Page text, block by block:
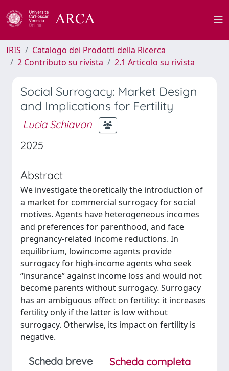
IRIS
Catalogo dei Prodotti della Ricerca
2 Contributo su rivista
2.1 Articolo su rivista
Social Surrogacy: Market Design
and Implications for Fertility
Lucia Schiavon
2025
Abstract
We investigate theoretically the introduction of
a market for commercial surrogacy for social
motives. Agents have heterogeneous incomes
and preferences for parenthood, and face
pregnancy-related income reductions. In
equilibrium, lowincome agents provide
surrogacy for high-income agents who seek
“insurance” against income loss and would not
become parents without surrogacy. Surrogacy
has an ambiguous effect on fertility: it increases
fertility only if the latter is low without
surrogacy. Otherwise, its impact on fertility is
negative.
Scheda breve
Scheda completa